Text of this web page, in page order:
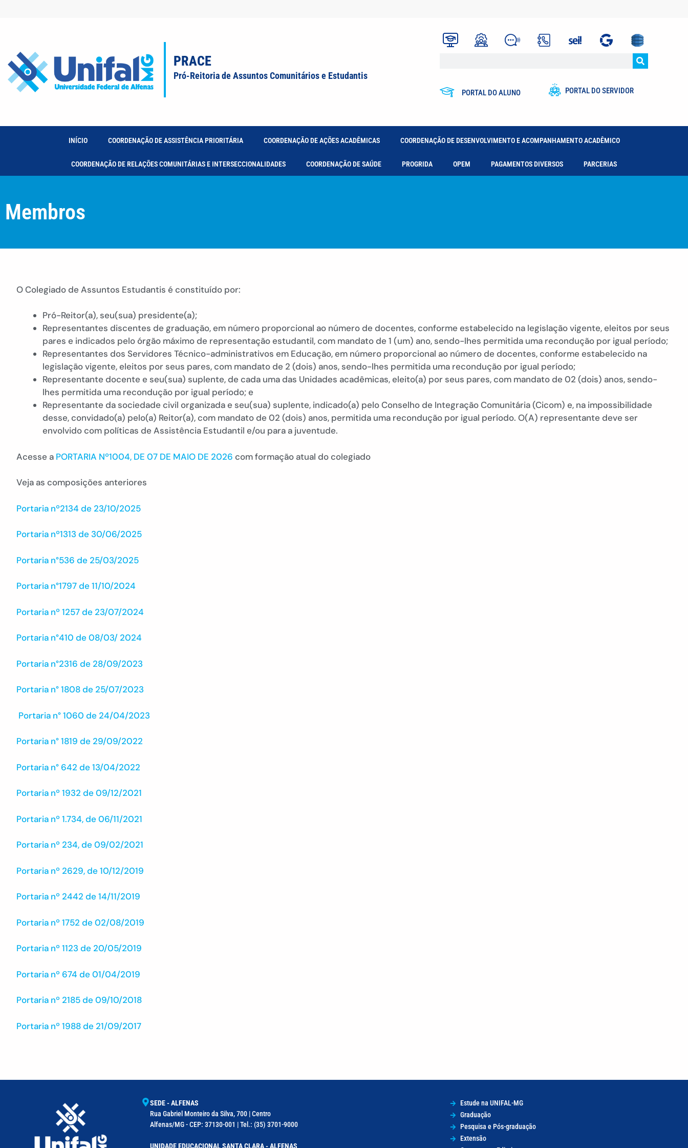
PRACE
Pró-Reitoria de Assuntos Comunitários e Estudantis
PORTAL DO ALUNO PORTAL DO SERVIDOR
INÍCIO COORDENAÇÃO DE ASSISTÊNCIA PRIORITÁRIA COORDENAÇÃO DE AÇÕES ACADÊMICAS COORDENAÇÃO DE DESENVOLVIMENTO E ACOMPANHAMENTO ACADÊMICO
COORDENAÇÃO DE RELAÇÕES COMUNITÁRIAS E INTERSECCIONALIDADES COORDENAÇÃO DE SAÚDE PROGRIDA OPEM PAGAMENTOS DIVERSOS PARCERIAS
Membros
O Colegiado de Assuntos Estudantis é constituído por:
Pró-Reitor(a), seu(sua) presidente(a);
Representantes discentes de graduação, em número proporcional ao número de docentes, conforme estabelecido na legislação vigente, eleitos por seus
pares e indicados pelo órgão máximo de representação estudantil, com mandato de 1 (um) ano, sendo-lhes permitida uma recondução por igual período;
Representantes dos Servidores Técnico-administrativos em Educação, em número proporcional ao número de docentes, conforme estabelecido na
legislação vigente, eleitos por seus pares, com mandato de 2 (dois) anos, sendo-lhes permitida uma recondução por igual período;
Representante docente e seu(sua) suplente, de cada uma das Unidades acadêmicas, eleito(a) por seus pares, com mandato de 02 (dois) anos, sendo-
lhes permitida uma recondução por igual período; e
Representante da sociedade civil organizada e seu(sua) suplente, indicado(a) pelo Conselho de Integração Comunitária (Cicom) e, na impossibilidade
desse, convidado(a) pelo(a) Reitor(a), com mandato de 02 (dois) anos, permitida uma recondução por igual período. O(A) representante deve ser
envolvido com políticas de Assistência Estudantil e/ou para a juventude.
Acesse a PORTARIA Nº1004, DE 07 DE MAIO DE 2026 com formação atual do colegiado
Veja as composições anteriores
Portaria nº2134 de 23/10/2025
Portaria nº1313 de 30/06/2025
Portaria n°536 de 25/03/2025
Portaria n°1797 de 11/10/2024
Portaria nº 1257 de 23/07/2024
Portaria n°410 de 08/03/ 2024
Portaria n°2316 de 28/09/2023
Portaria n° 1808 de 25/07/2023
Portaria n° 1060 de 24/04/2023
Portaria n° 1819 de 29/09/2022
Portaria n° 642 de 13/04/2022
Portaria nº 1932 de 09/12/2021
Portaria nº 1.734, de 06/11/2021
Portaria nº 234, de 09/02/2021
Portaria nº 2629, de 10/12/2019
Portaria nº 2442 de 14/11/2019
Portaria nº 1752 de 02/08/2019
Portaria nº 1123 de 20/05/2019
Portaria nº 674 de 01/04/2019
Portaria nº 2185 de 09/10/2018
Portaria nº 1988 de 21/09/2017
SEDE - ALFENAS
Rua Gabriel Monteiro da Silva, 700 | Centro
Alfenas/MG - CEP: 37130-001 | Tel.: (35) 3701-9000
UNIDADE EDUCACIONAL SANTA CLARA - ALFENAS
Estude na UNIFAL-MG
Graduação
Pesquisa e Pós-graduação
Extensão